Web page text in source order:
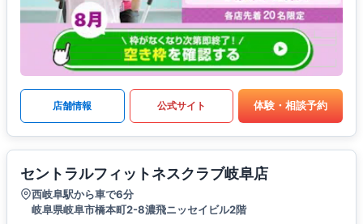
店舗情報 公式サイト 体験・相談予約
セントラルフィットネスクラブ岐阜店
西岐阜駅から車で6分
岐阜県岐阜市橋本町2-8濃飛ニッセイビル2階